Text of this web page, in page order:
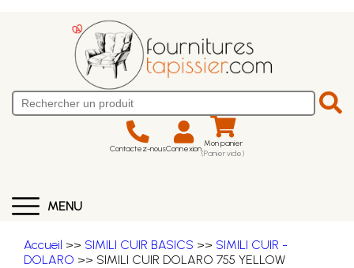
Contactez-nousConnexion Mon panier
(Panier vide)
MENU
Accueil >> SIMILI CUIR BASICS >> SIMILI CUIR -
DOLARO >> SIMILI CUIR DOLARO 755 YELLOW